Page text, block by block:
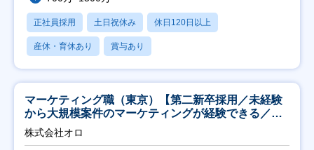
正社員採用 土日祝休み 休日120日以上
産休・育休あり 賞与あり
マーケティング職（東京）【第二新卒採用／未経験
から大規模案件のマーケティングが経験できる／研
修充実】
株式会社オロ